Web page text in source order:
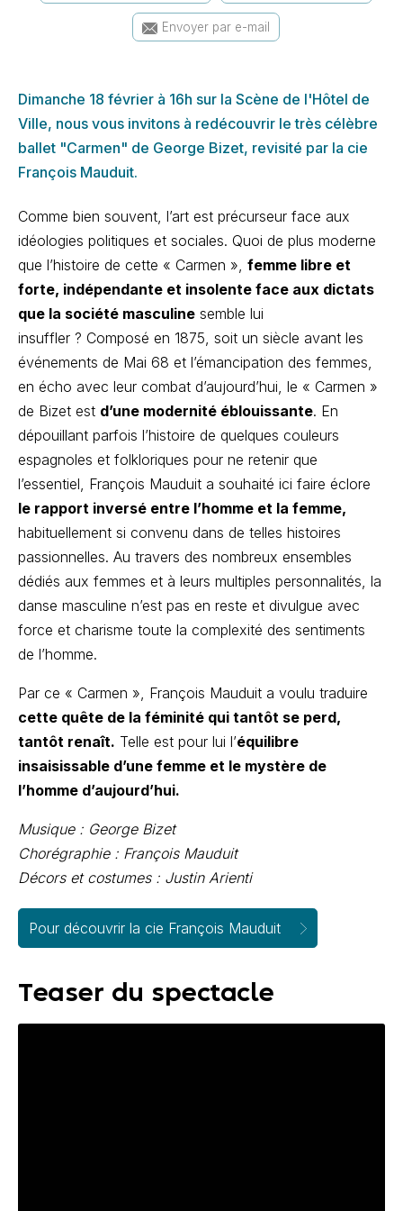
Envoyer par e-mail
Dimanche 18 février à 16h sur la Scène de l'Hôtel de
Ville, nous vous invitons à redécouvrir le très célèbre
ballet "Carmen" de George Bizet, revisité par la cie
François Mauduit.
Comme bien souvent, l’art est précurseur face aux
idéologies politiques et sociales. Quoi de plus moderne
que l’histoire de cette « Carmen », femme libre et
forte, indépendante et insolente face aux dictats
que la société masculine semble lui
insuffler ? Composé en 1875, soit un siècle avant les
événements de Mai 68 et l’émancipation des femmes,
en écho avec leur combat d’aujourd’hui, le « Carmen »
de Bizet est d’une modernité éblouissante. En
dépouillant parfois l’histoire de quelques couleurs
espagnoles et folkloriques pour ne retenir que
l’essentiel, François Mauduit a souhaité ici faire éclore
le rapport inversé entre l’homme et la femme,
habituellement si convenu dans de telles histoires
passionnelles. Au travers des nombreux ensembles
dédiés aux femmes et à leurs multiples personnalités, la
danse masculine n’est pas en reste et divulgue avec
force et charisme toute la complexité des sentiments
de l’homme.
Par ce « Carmen », François Mauduit a voulu traduire
cette quête de la féminité qui tantôt se perd,
tantôt renaît. Telle est pour lui l’équilibre
insaisissable d’une femme et le mystère de
l’homme d’aujourd’hui.
Musique : George Bizet
Chorégraphie : François Mauduit
Décors et costumes : Justin Arienti
Pour découvrir la cie François Mauduit
Teaser du spectacle